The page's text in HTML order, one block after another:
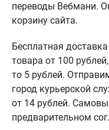
переводы Вебмани.
корзину сайта.
Бесплатная
товара от 100
то 5 рублей.
город курьерской
от 14 рублей.
предварительном